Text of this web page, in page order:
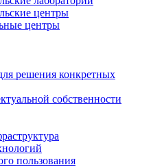
центры
центры
решения конкретных
собственности
пользования